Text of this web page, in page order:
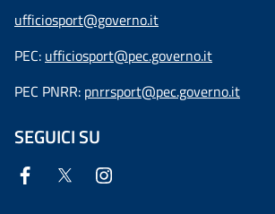
ufficiosport@governo.it
PEC: ufficiosport@pec.governo.it
PEC PNRR: pnrrsport@pec.governo.it
SEGUICI SU